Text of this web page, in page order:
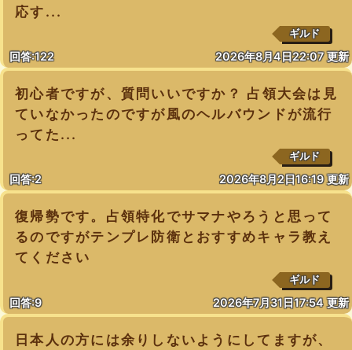
応す...
ギルド
回答:122 2026年8月4日22:07 更新
初心者ですが、質問いいですか？ 占領大会は見
ていなかったのですが風のヘルバウンドが流行
ってた...
ギルド
回答:2 2026年8月2日16:19 更新
復帰勢です。占領特化でサマナやろうと思って
るのですがテンプレ防衛とおすすめキャラ教え
てください
ギルド
回答:9 2026年7月31日17:54 更新
日本人の方には余りしないようにしてますが、